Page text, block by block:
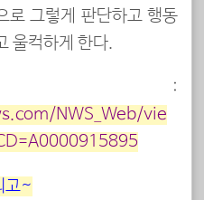
로 그렇게 판단하고 행동
울컥하게 한다.
처 :
NWS_Web/vie
고~